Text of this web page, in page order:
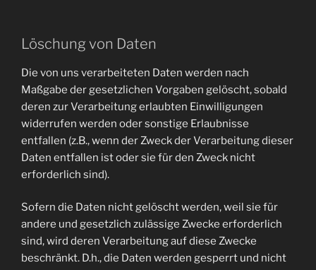
Löschung von Daten
Die von uns verarbeiteten Daten werden nach
Maßgabe der gesetzlichen Vorgaben gelöscht, sobald
deren zur Verarbeitung erlaubten Einwilligungen
widerrufen werden oder sonstige Erlaubnisse
entfallen (z.B., wenn der Zweck der Verarbeitung dieser
Daten entfallen ist oder sie für den Zweck nicht
erforderlich sind).
Sofern die Daten nicht gelöscht werden, weil sie für
andere und gesetzlich zulässige Zwecke erforderlich
sind, wird deren Verarbeitung auf diese Zwecke
beschränkt. D.h., die Daten werden gesperrt und nicht